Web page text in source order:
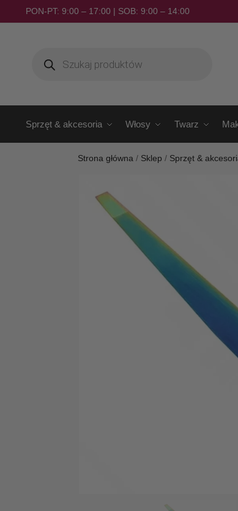
PON-PT: 9:00 – 17:00 | SOB: 9:00 – 14:00
Sprzęt & akcesoria Włosy Twarz
Strona główna / Sklep / Sprzęt &